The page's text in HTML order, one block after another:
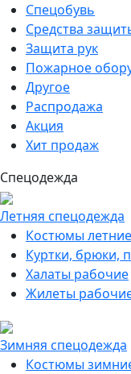
Спецобувь
Средства
Защита рук
Пожарное
Другое
Распродажа
Акция
Хит продаж
Спецодежда
Летняя спецодежда
Костюмы
Куртки, брюки,
Халаты рабочие
Жилеты
Зимняя спецодежда
Костюмы